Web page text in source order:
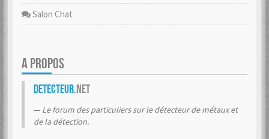
Salon Chat
A PROPOS
Detecteur.net
Le forum des particuliers sur le détecteur de métaux et
de la détection.